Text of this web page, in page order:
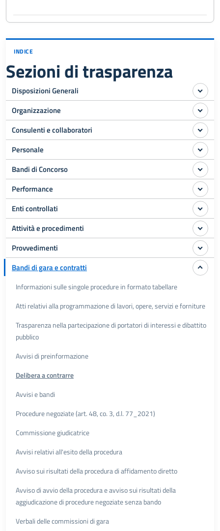
INDICE
Sezioni di trasparenza
Disposizioni Generali
Organizzazione
Consulenti e collaboratori
Personale
Bandi di Concorso
Performance
Enti controllati
Attività e procedimenti
Provvedimenti
Bandi di gara e contratti
Informazioni sulle singole procedure in formato tabellare
Atti relativi alla programmazione di lavori, opere, servizi e forniture
Trasparenza nella partecipazione di portatori di interessi e dibattito
pubblico
Avvisi di preinformazione
Delibera a contrarre
Avvisi e bandi
Procedure negoziate (art. 48, co. 3, d.l. 77_2021)
Commissione giudicatrice
Avvisi relativi all'esito della procedura
Avviso sui risultati della procedura di affidamento diretto
Avviso di avvio della procedura e avviso sui risultati della
aggiudicazione di procedure negoziate senza bando
Verbali delle commissioni di gara